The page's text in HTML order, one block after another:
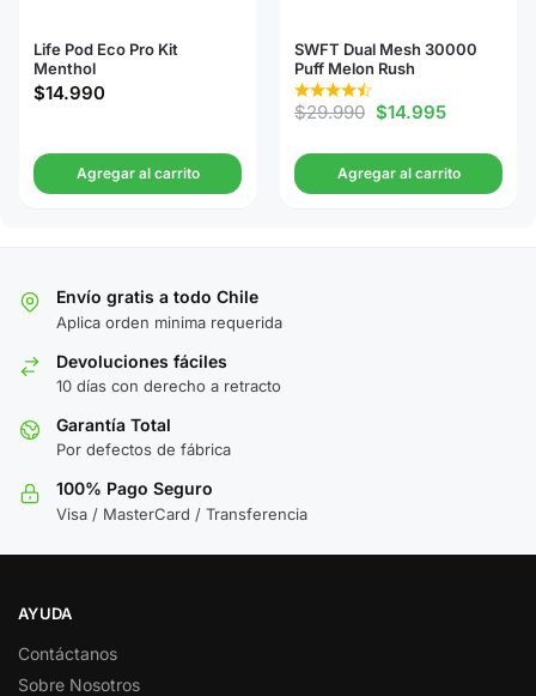
Life Pod Eco Pro Kit
Menthol
$14.990
Agregar al carrito
SWFT Dual Mesh 30000
Puff Melon Rush
$29.990 $14.995
Agregar al carrito
Envío gratis a todo Chile
Aplica orden minima requerida
Devoluciones fáciles
10 días con derecho a retracto
Garantía Total
Por defectos de fábrica
100% Pago Seguro
Visa / MasterCard / Transferencia
AYUDA
Contáctanos
Sobre Nosotros